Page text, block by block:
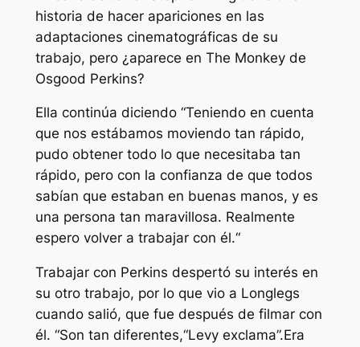
historia de hacer apariciones en las
adaptaciones cinematográficas de su
trabajo, pero ¿aparece en The Monkey de
Osgood Perkins?
Ella continúa diciendo “Teniendo en cuenta
que nos estábamos moviendo tan rápido,
pudo obtener todo lo que necesitaba tan
rápido, pero con la confianza de que todos
sabían que estaban en buenas manos, y es
una persona tan maravillosa. Realmente
espero volver a trabajar con él.“
Trabajar con Perkins despertó su interés en
su otro trabajo, por lo que vio a Longlegs
cuando salió, que fue después de filmar con
él. “Son tan diferentes,“Levy exclama”.Era